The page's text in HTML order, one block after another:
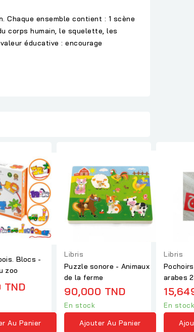
ensemble contient : 1 scène
corps humain, le squelette, les
éducative : encourage
Blocs -
zoo
Au Panier
Libris
Puzzle sonore - Animaux
de la ferme
90,000 TND
En stock
Ajouter Au Panier
Libris
arabes
En stock